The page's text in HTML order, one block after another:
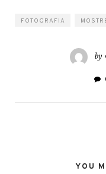
FOTOGRAFIA
by
YOU